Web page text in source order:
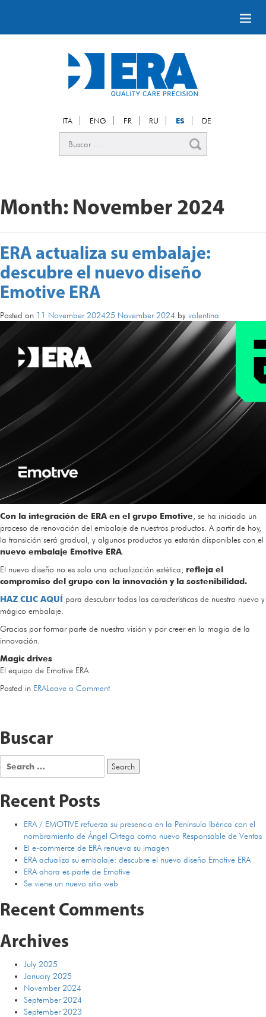
ITA ENG FR RU ES DE
Month: November 2024
ERA actualiza su embalaje:
descubre el nuevo diseño
Emotive ERA
Posted on 11 November 202425 November 2024 by valentina
Con la integración de ERA en el grupo Emotive , se ha iniciado un
proceso de renovación del embalaje de nuestros productos. A partir de hoy,
la transición será gradual, y algunos productos ya estarán disponibles con el
nuevo embalaje Emotive ERA
El nuevo diseño no es solo una actualización estética; refleja el
compromiso del grupo con la innovación y la sostenibilidad.
HAZ CLIC AQUÍ para descubrir todas las características de nuestro nuevo y
mágico embalaje.
Gracias por formar parte de nuestra visión y por creer en la magia de la
innovación.
Magic drives
El equipo de Emotive ERA
Posted in ERALeave a Commenton
el
nuevo
Buscar
for:
Recent Posts
ERA / EMOTIVE refuerza su presencia en la Península Ibérica con el
nombramiento de Ángel Ortega como nuevo Responsable de Ventas
El e-commerce de ERA renueva su imagen
ERA actualiza su embalaje: descubre el nuevo diseño Emotive ERA
ERA ahora es parte de Emotive
Se viene un nuevo sitio web
Recent Comments
Archives
July 2025
January 2025
November 2024
September 2024
September 2023